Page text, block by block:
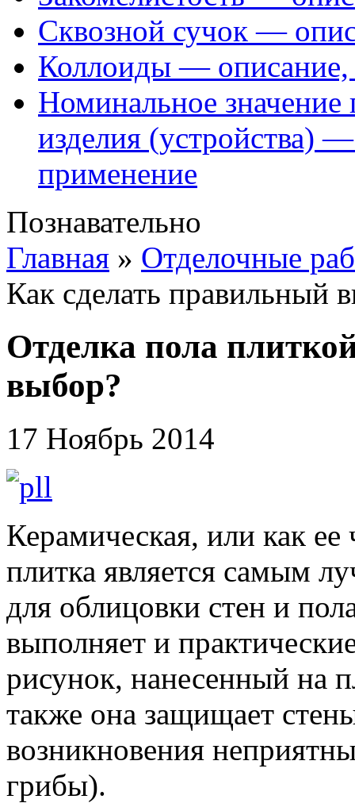
Сквозной сучок —
Коллоиды — описание,
Номинальное значение
изделия (устройства)
применение
Познавательно
Главная » Отделочные
Как сделать правильный
Отделка пола
выбор?
17 Ноябрь 2014
Керамическая, или как ее
плитка является самым
для облицовки стен и
выполняет и
рисунок, нанесенный на
также она защищает
возникновения
грибы).